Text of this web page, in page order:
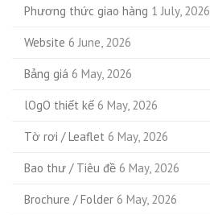
Phương thức giao hàng 1 July, 2026
Website 6 June, 2026
Bảng giá 6 May, 2026
lOgO thiết kế 6 May, 2026
Tờ rơi / Leaflet 6 May, 2026
Bao thư / Tiêu đề 6 May, 2026
Brochure / Folder 6 May, 2026